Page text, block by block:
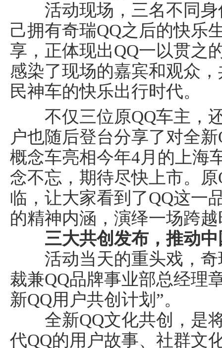
活动现场，三名不同身
己拥有奇瑞QQ之后的快乐
享，正体现出QQ一以贯之
感染了现场的嘉宾和观众
民神车的快乐出行时代。
不仅三位原QQ车主，还
户也随后登台分享了对全
概念车亮相今年4月的上海
念不忘，期待尽快上市。
临，让大家看到了QQ这一
的精神内涵，演绎一场跨
三大共创发布 ，推动
活动当天的重头戏，奇
裁兼QQ品牌事业部总经理
新QQ用户共创计划”。
全新QQ文化共创，是
代QQ的用户故事、社群文